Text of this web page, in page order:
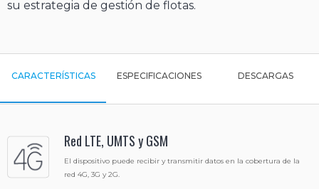
su estrategia de gestión de flotas.
CARACTERÍSTICAS ESPECIFICACIONES DESCARGAS
Red LTE, UMTS y GSM
El dispositivo puede recibir y transmitir datos en la cobertura de la
red 4G, 3G y 2G.